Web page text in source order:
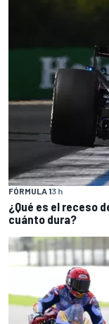
FÓRMULA 13 h
¿Qué es el receso
cuánto dura?